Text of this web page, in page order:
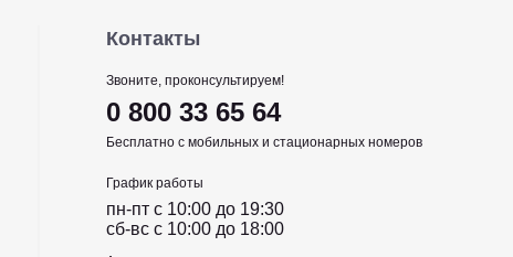
Контакты
Звоните, проконсультируем!
0 800 33 65 64
Бесплатно с мобильных и стационарных номеров
График работы
пн-пт c 10:00 до 19:30
сб-вс c 10:00 до 18:00